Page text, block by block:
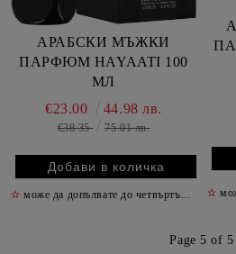
АРАБСКИ МЪЖКИ
ПАРФЮМ HAYAATI 100
МЛ
€23.00
44.98 лв.
€38.35 75.01 лв.
✫ може да допълвате до четвъртък включително ✫
Page 5 of 5